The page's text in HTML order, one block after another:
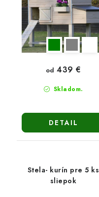
Skladom.
od 439 €
DETAIL
Stela- kurín pre 5 ks
sliepok